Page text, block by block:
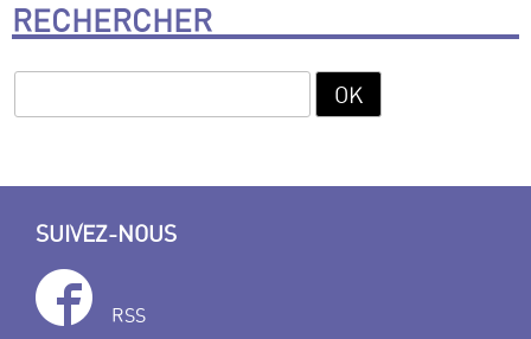
RECHERCHER
SUIVEZ-NOUS
RSS